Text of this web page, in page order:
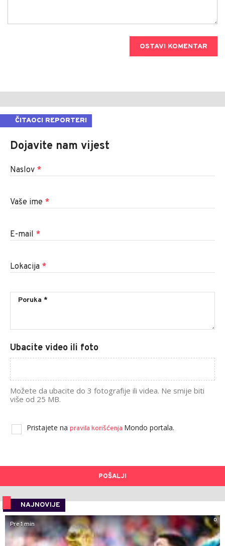
OSTAVI KOMENTAR
ČITAOCI REPORTERI
Dojavite nam vijest
Naslov *
Vaše ime *
E-mail *
Lokacija *
Ubacite video ili foto
Možete da ubacite do 3 fotografije ili videa. Ne smije biti
više od 25 MB.
Pristajete na pravila korišćenja Mondo portala.
POŠALJI
NAJNOVIJE
0
Pre 1 min